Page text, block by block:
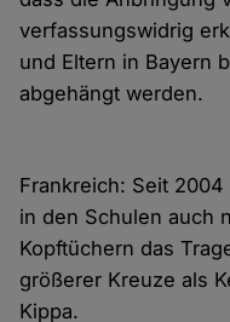
verfassungswidrig
und Eltern in Bayern
abgehängt werden.
Frankreich: Seit
in den Schulen auch
Kopftüchern das
größerer Kreuze als
Kippa.